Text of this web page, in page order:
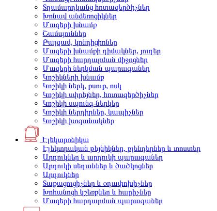
Տղամարդկանց հոտազերծիչներ
Խոնավ անձեռոցիկներ
Մազերի խնամք
Շամպուններ
Բալզամ, կոնդիցիոներ
Մազերի խնամքի դիմակներ, յուղեր
Մազերի հարդարման միջոցներ
Մազերի ներկման պարագաներ
Կոշիկների խնամք
Կոշիկի ներկ, քսուք, ոսկ
Կոշիկի սփրեյներ, հոտազերծիչներ
Կոշիկի սպունգ-ներկեր
Կոշիկի ներդիրներ, կապիչներ
Կոշիկի խոզանակներ
Էլեկտրոնիկա
Էլեկտրական թեյնիկներ, բլենդերներ և տոստեր
Արդուկներ և արդուկի պարագաներ
Արդուկի սեղաններ և ծածկոցներ
Արդուկներ
Տաքացուցիչներ և օդափոխիչներ
Խոհանոցի կշեռքներ և հարիչներ
Մազերի հարդարման պարագաներ